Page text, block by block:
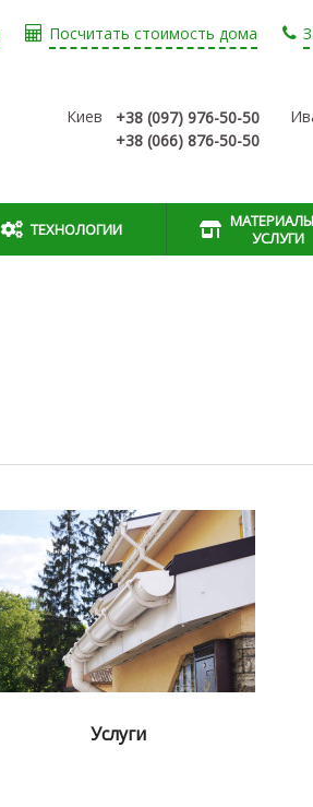
Посчитать стоимость дома
Киев
+38 (097) 976-50-50
+38 (066) 876-50-50
ТЕХНОЛОГИИ
УСЛУГИ
Услуги